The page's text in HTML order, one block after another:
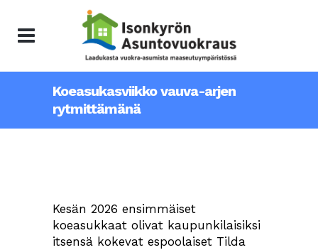
Koeasukasviikko vauva-arjen
rytmittämänä
Kesän 2026 ensimmäiset
koeasukkaat olivat kaupunkilaisiksi
itsensä kokevat espoolaiset Tilda